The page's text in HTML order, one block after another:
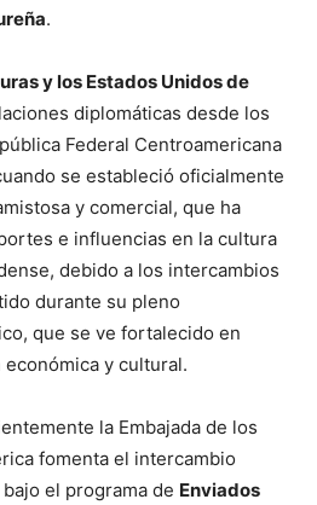
.
y los Estados Unidos de
diplomáticas desde los
Federal Centroamericana
se estableció oficialmente
y comercial, que ha
e influencias en la cultura
debido a los intercambios
durante su pleno
que se ve fortalecido en
y cultural.
la Embajada de los
fomenta el intercambio
el programa de Enviados